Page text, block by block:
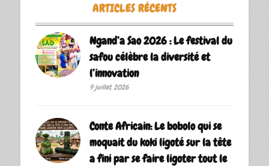
ARTICLES RÉCENTS
Ngand’a Sao 2026 : Le festival du
safou célèbre la diversité et
l’innovation
9 juillet 2026
Conte Africain: Le bobolo qui se
moquait du koki ligoté sur la tête
a fini par se faire ligoter tout le